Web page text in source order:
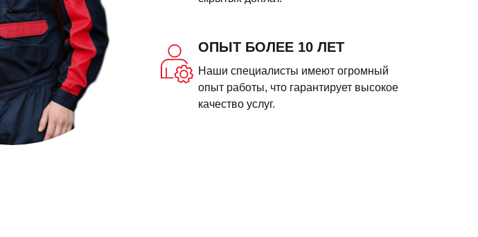
ОПЫТ БОЛЕЕ 10 ЛЕТ
Наши специалисты имеют огромный
опыт работы, что гарантирует высокое
качество услуг.